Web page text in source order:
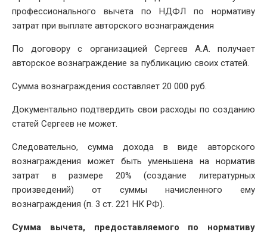
профессионального вычета по НДФЛ по нормативу
затрат при выплате авторского вознаграждения
По договору с организацией Сергеев А.А. получает
авторское вознаграждение за публикацию своих статей.
Сумма вознаграждения составляет 20 000 руб.
Документально подтвердить свои расходы по созданию
статей Сергеев не может.
Следовательно, сумма дохода в виде авторского
вознаграждения может быть уменьшена на норматив
затрат в размере 20% (создание литературных
произведений) от суммы начисленного ему
вознаграждения (п. 3 ст. 221 НК РФ).
Сумма вычета, предоставляемого по нормативу